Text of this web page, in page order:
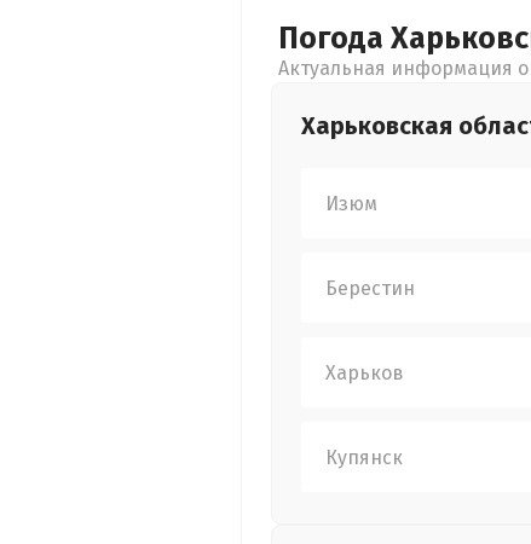
Погода
Актуальная информация
Харьковская
Изюм
Берестин
Харьков
Купянск